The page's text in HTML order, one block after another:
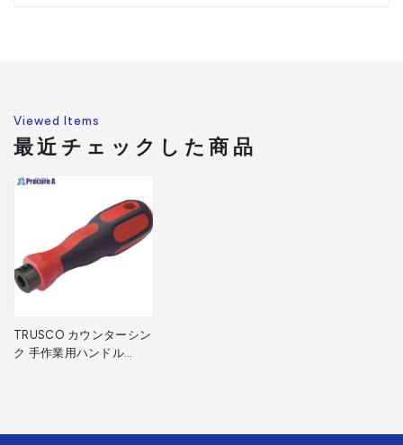
Viewed Items
最近チェックした商品
TRUSCO カウンターシン
ク 手作業用ハンドル